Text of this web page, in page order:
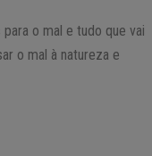
o mal e tudo que vai
o mal à natureza e